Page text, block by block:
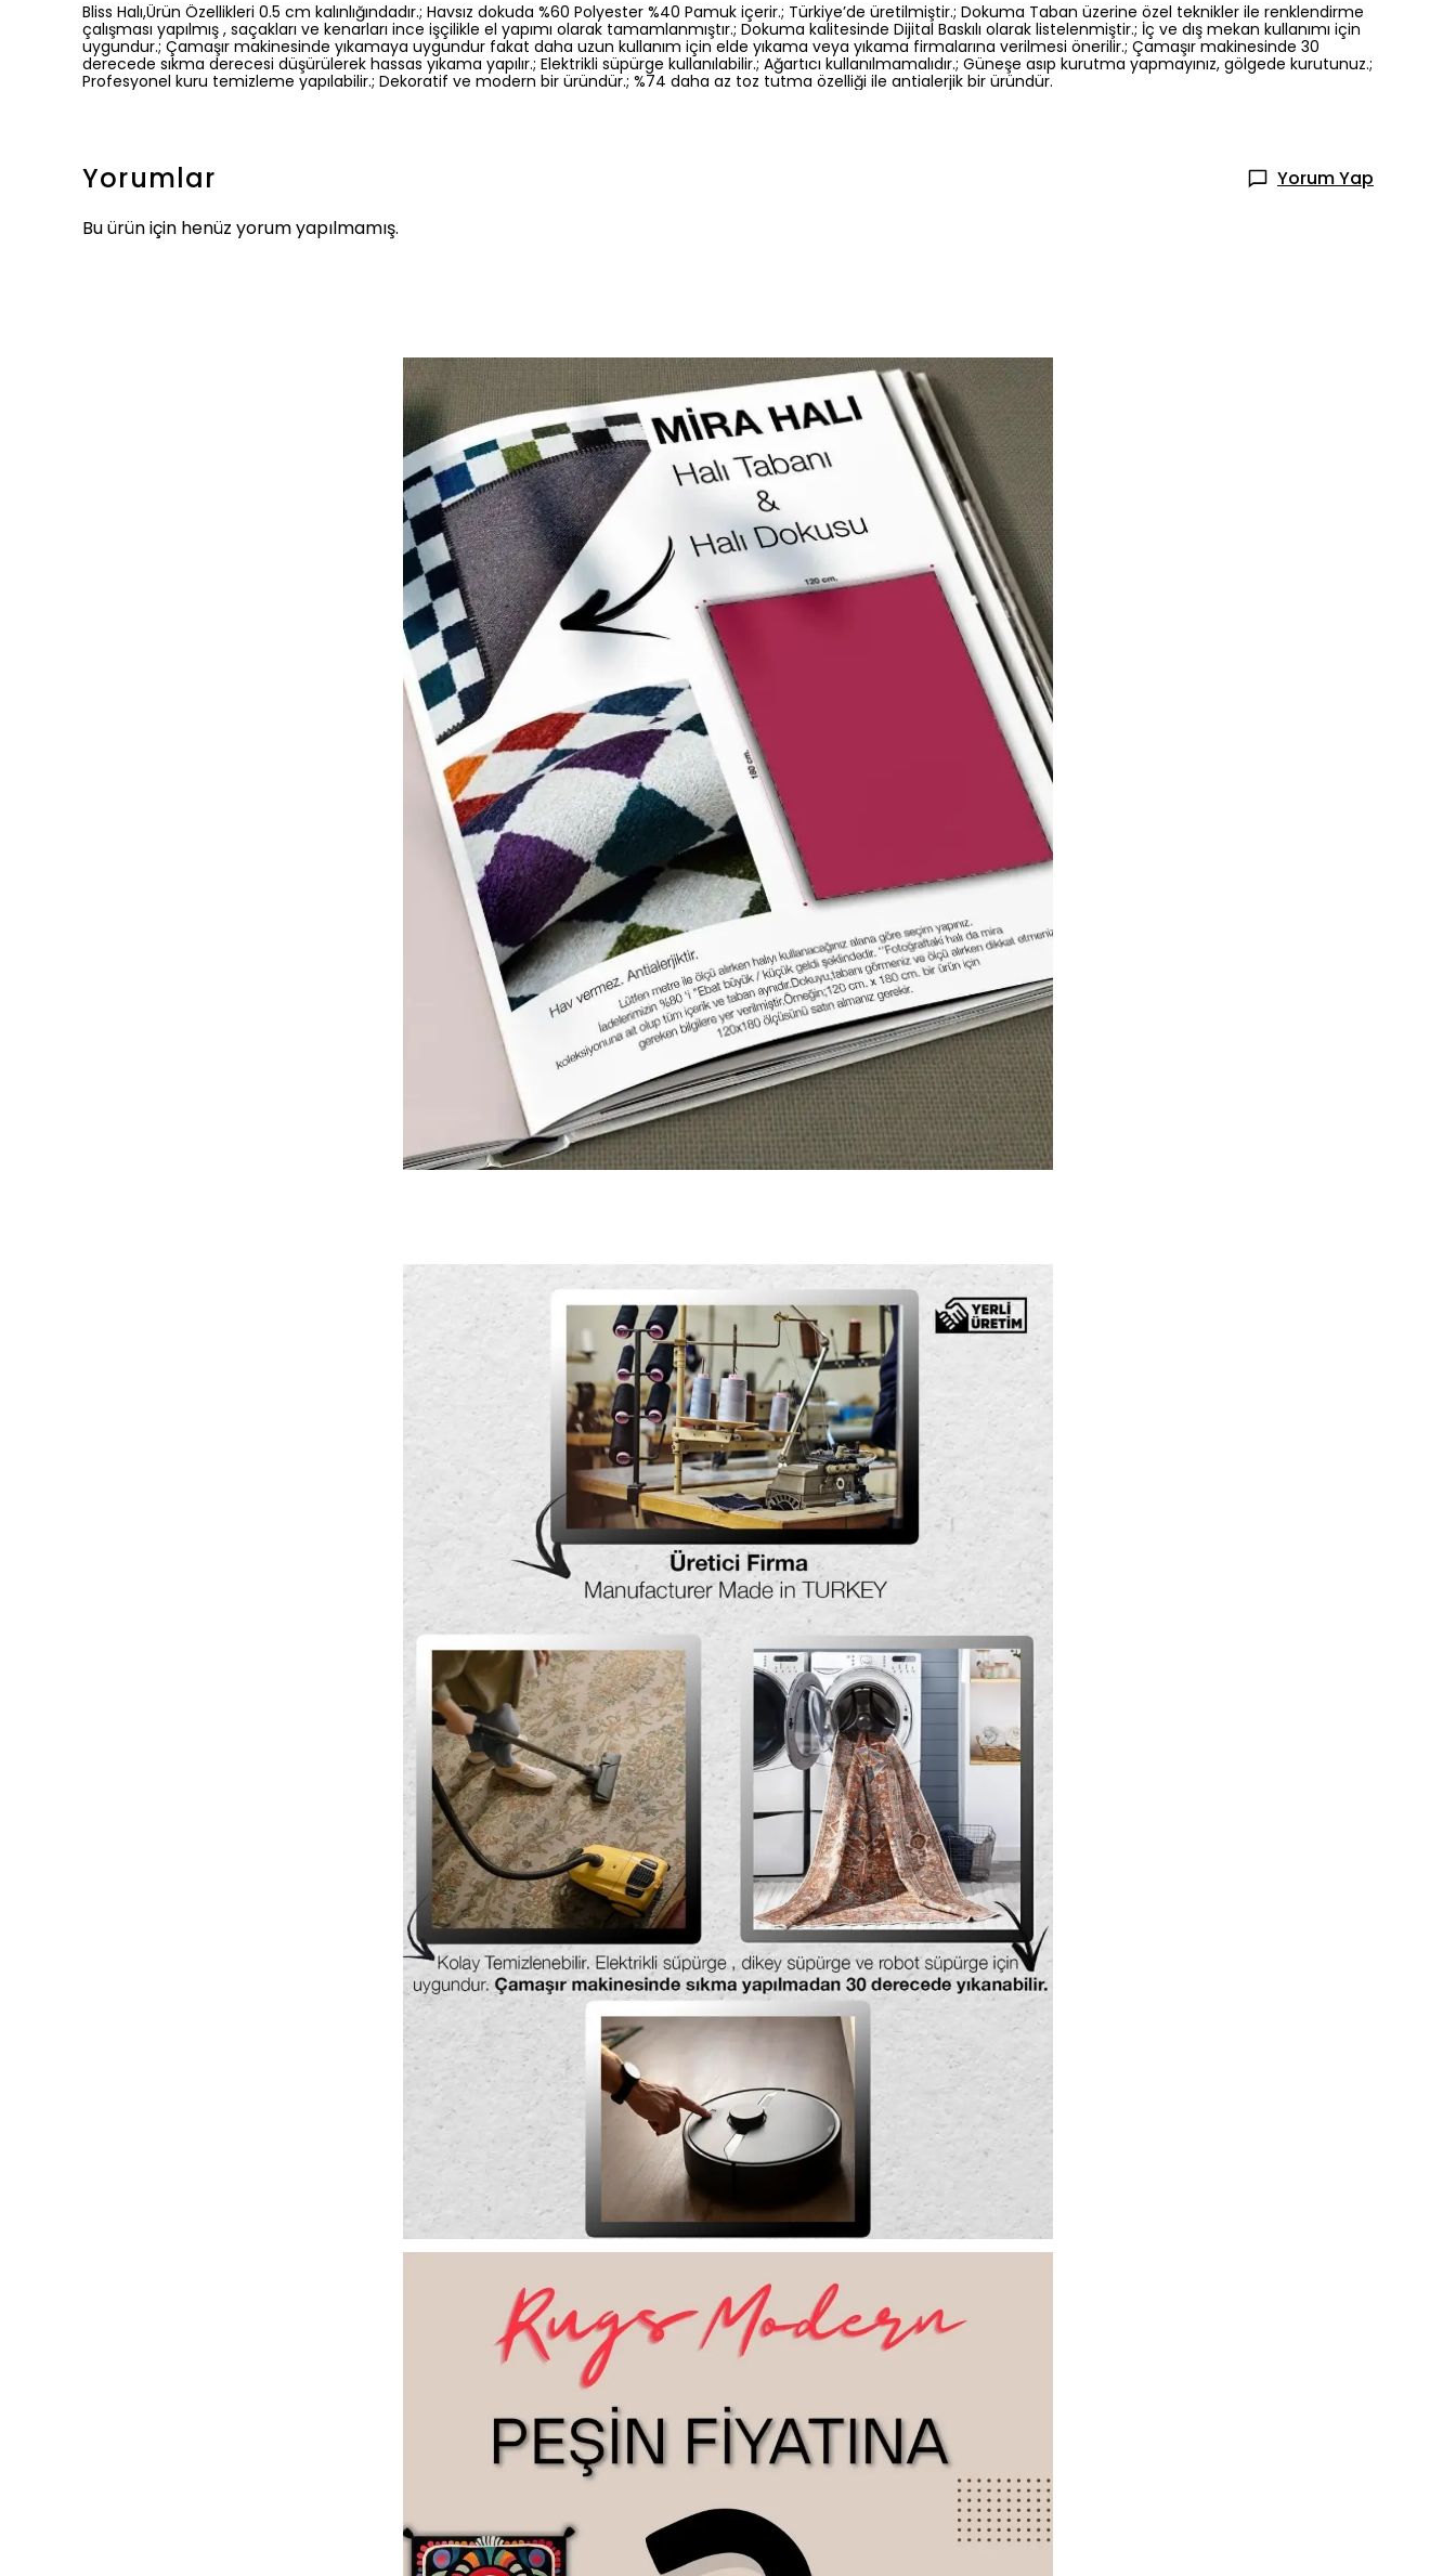
Bliss Halı,Ürün Özellikleri 0.5 cm kalınlığındadır.; Havsız dokuda %60 Polyester %40 Pamuk içerir.; Türkiye’de üretilmiştir.; Dokuma Taban üzerine özel teknikler ile renklendirme
çalışması yapılmış , saçakları ve kenarları ince işçilikle el yapımı olarak tamamlanmıştır.; Dokuma kalitesinde Dijital Baskılı olarak listelenmiştir.; İç ve dış mekan kullanımı için
uygundur.; Çamaşır makinesinde yıkamaya uygundur fakat daha uzun kullanım için elde yıkama veya yıkama firmalarına verilmesi önerilir.; Çamaşır makinesinde 30
derecede sıkma derecesi düşürülerek hassas yıkama yapılır.; Elektrikli süpürge kullanılabilir.; Ağartıcı kullanılmamalıdır.; Güneşe asıp kurutma yapmayınız, gölgede kurutunuz.;
Profesyonel kuru temizleme yapılabilir.; Dekoratif ve modern bir üründür.; %74 daha az toz tutma özelliği ile antialerjik bir üründür.
Yorumlar
Yorum Yap
Bu ürün için henüz yorum yapılmamış.